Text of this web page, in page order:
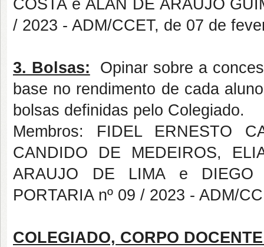
COSTA e ALAN DE ARAUJO
/ 2023 - ADM/CCET, de 07 de
3. Bolsas: Opinar sobre a
base no rendimento de cada
bolsas definidas pelo Colegiado.
Membros: FIDEL ERNESTO
CANDIDO DE MEDEIROS,
ARAUJO DE LIMA e DIEGO
PORTARIA nº 09 / 2023 - ADM/
COLEGIADO, CORPO